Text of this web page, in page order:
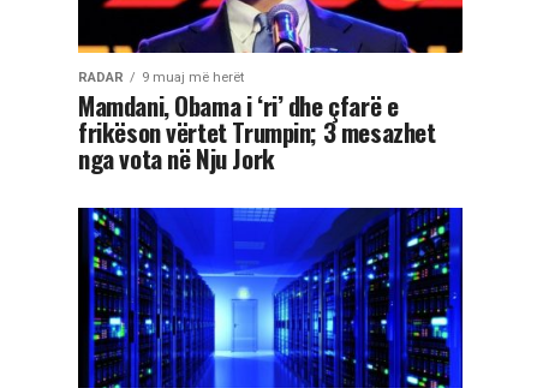
RADAR 9 muaj më herët
Mamdani, Obama i ‘ri’ dhe çfarë e
frikëson vërtet Trumpin; 3 mesazhet
nga vota në Nju Jork